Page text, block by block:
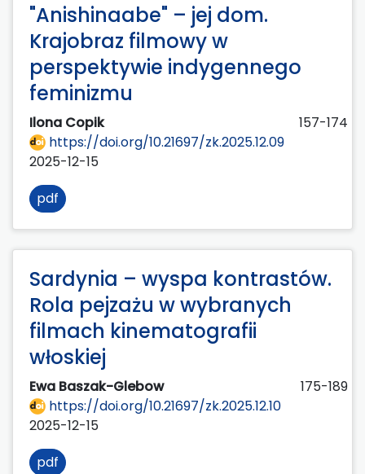
"Anishinaabe" – jej dom.
Krajobraz filmowy w
perspektywie indygennego
feminizmu
Ilona Copik
157-174
https://doi.org/10.21697/zk.2025.12.09
2025-12-15
pdf
Sardynia – wyspa kontrastów.
Rola pejzażu w wybranych
filmach kinematografii
włoskiej
Ewa Baszak-Glebow
175-189
https://doi.org/10.21697/zk.2025.12.10
2025-12-15
pdf